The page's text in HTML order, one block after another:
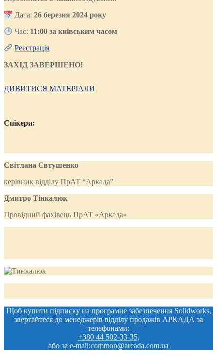
Дата:26 березня2024 року
Час: 11:00 за київським часом
Реєстрація
ЗАХІД ЗАВЕРШЕНО!
ДИВИТИСЯ МАТЕРІАЛИ
Спікери:
Світлана Євтушенко
керівник відділу ПрАТ “Аркада”
Дмитро Тінкалюк
Провідний фахівець ПрАТ «Аркада»
Щоб купити підписку на програмне забезпечення Solidworks,
звертайтеся до менеджерів відділу продажів АРКАДА за
телефонами:
+380 44 502-33-35,
або за e-mail:common@arcada.com.ua